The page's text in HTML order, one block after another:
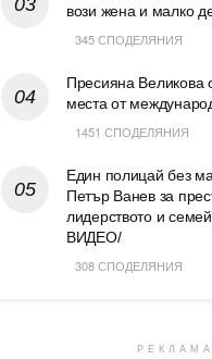
вози жена и малко
345 СПОДЕЛЯНИЯ
Пресияна Великова
места от
1451 СПОДЕЛЯНИЯ
Един полицай без
Петър Ванев за
лидерството и
ВИДЕО/
308 СПОДЕЛЯНИЯ
РЕКЛАМА